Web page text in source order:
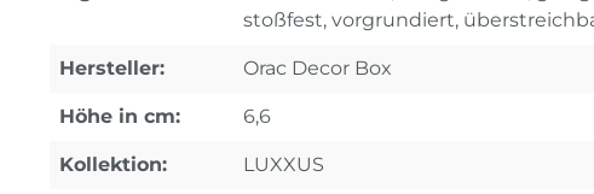
stoßfest, vorgrundiert,
Hersteller: Orac Decor Box
Höhe in cm: 6,6
Kollektion: LUXXUS